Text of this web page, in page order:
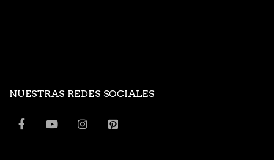
NUESTRAS REDES SOCIALES